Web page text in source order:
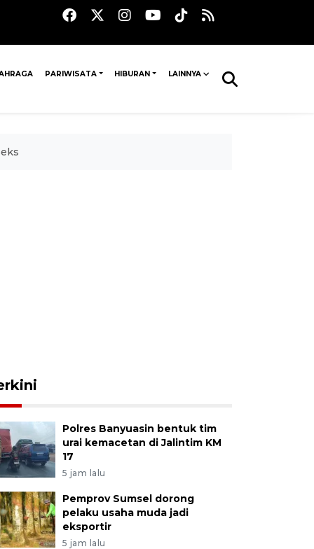
PARIWISATA HIBURAN LAINNYA
Polres Banyuasin bentuk tim
urai kemacetan di Jalintim KM
17
5 jam lalu
Pemprov Sumsel dorong
pelaku usaha muda jadi
eksportir
5 jam lalu